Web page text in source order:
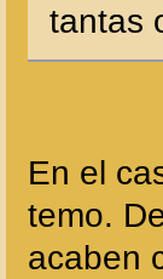
tantas
En el
temo.
acaben